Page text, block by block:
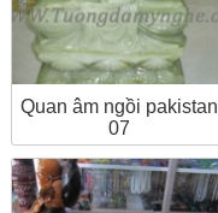
Quan âm ngồi pakistan
07